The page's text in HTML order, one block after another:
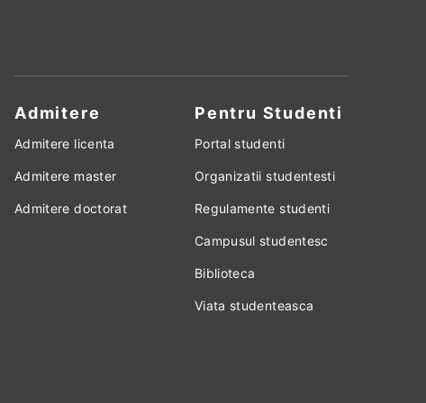
Admitere
Admitere licenta
Admitere master
Admitere doctorat
Pentru Studenti
Portal studenti
Organizatii studentesti
Regulamente studenti
Campusul studentesc
Biblioteca
Viata studenteasca